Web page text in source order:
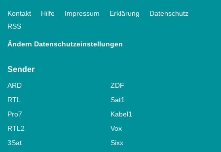
Kontakt Hilfe Impressum Erklärung
Datenschutz
RSS
Ändern Datenschutzeinstellungen
Sender
ARD
ZDF
RTL
Sat1
Pro7
Kabel1
RTL2
Vox
3Sat
Sixx